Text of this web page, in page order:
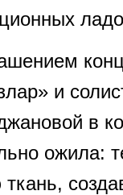
и
в
ожила:
ткань,